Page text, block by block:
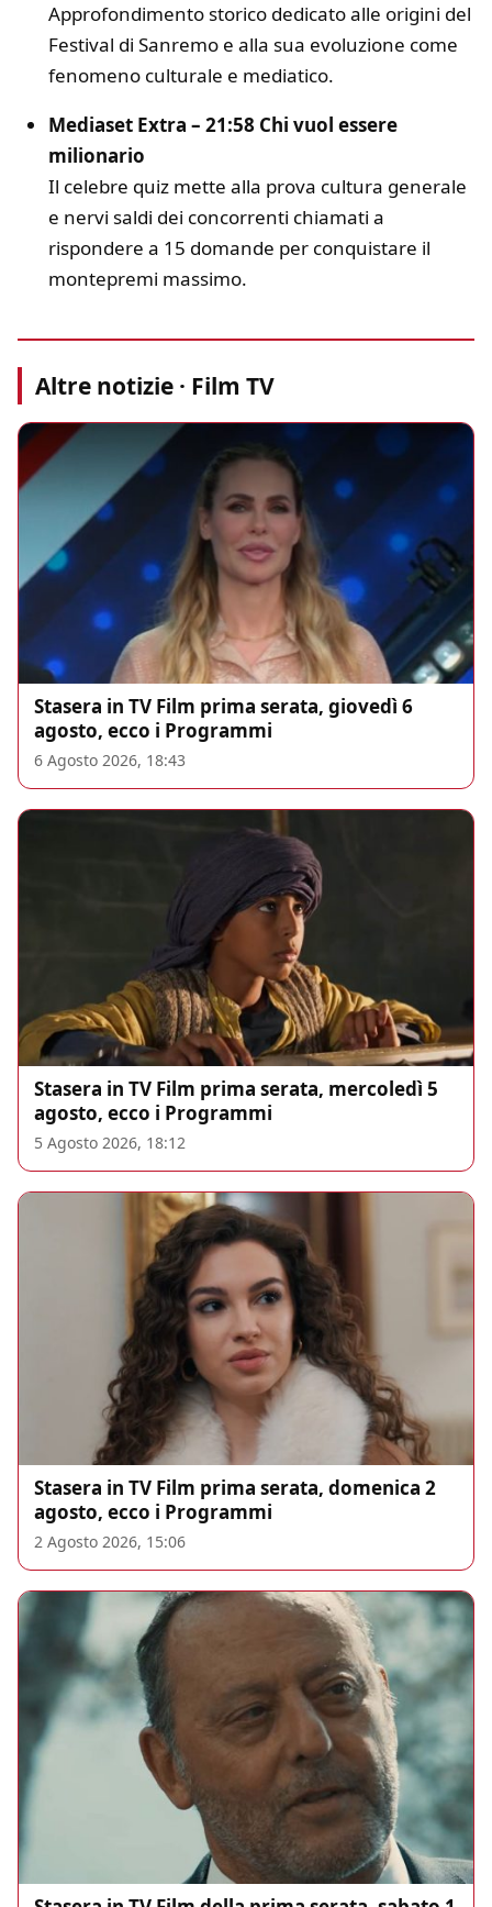
Approfondimento storico dedicato alle origini del
Festival di Sanremo e alla sua evoluzione come
fenomeno culturale e mediatico.
Mediaset Extra – 21:58 Chi vuol essere
milionario
Il celebre quiz mette alla prova cultura generale
e nervi saldi dei concorrenti chiamati a
rispondere a 15 domande per conquistare il
montepremi massimo.
Altre notizie · Film TV
Stasera in TV Film prima serata, giovedì 6
agosto, ecco i Programmi
6 Agosto 2026, 18:43
Stasera in TV Film prima serata, mercoledì 5
agosto, ecco i Programmi
5 Agosto 2026, 18:12
Stasera in TV Film prima serata, domenica 2
agosto, ecco i Programmi
2 Agosto 2026, 15:06